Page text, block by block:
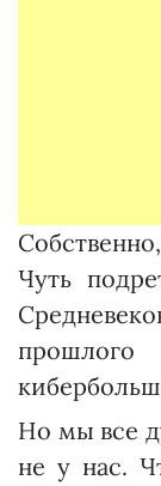
Чуть
Но мы все
не у нас.